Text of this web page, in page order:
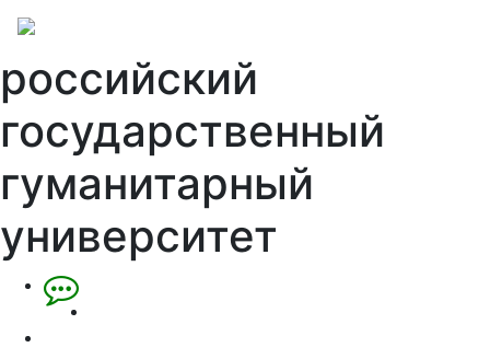
российский
государственный
гуманитарный
университет